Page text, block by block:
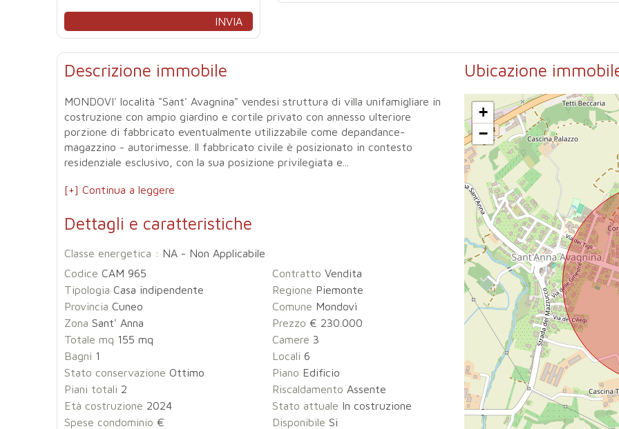
Descrizione immobile
MONDOVI' località "Sant' Avagnina" vendesi struttura di villa unifamigliare in
costruzione con ampio giardino e cortile privato con annesso ulteriore
porzione di fabbricato eventualmente utilizzabile come depandance-
magazzino - autorimesse. Il fabbricato civile è posizionato in contesto
residenziale esclusivo, con la sua posizione privilegiata e...
[+] Continua a leggere
Dettagli e caratteristiche
Classe energetica : NA - Non Applicabile
Codice CAM 965 Contratto Vendita
Tipologia Casa indipendente Regione Piemonte
Provincia Cuneo Comune Mondovì
Zona Sant' Anna Prezzo € 230.000
Totale mq 155 mq Camere 3
Bagni 1 Locali 6
Stato conservazione Ottimo Piano Edificio
Piani totali 2 Riscaldamento Assente
Età costruzione 2024 Stato attuale In costruzione
Spese condominio € Disponibile Si
Ubicazione
+
−